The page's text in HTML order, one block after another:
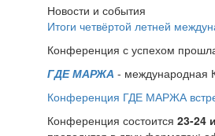
Новости и события
Итоги четвёртой летней
Конференция с успехом
ГДЕ МАРЖА - международная
Конференция ГДЕ МАРЖА
Конференция состоится 23-24